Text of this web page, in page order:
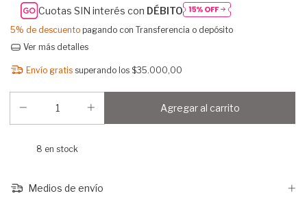
Cuotas SIN interés con DÉBITO
5% de descuento pagando con Transferencia o depósito
Ver más detalles
Envío gratis superando los $35.000,00
8 en stock
Medios de envío